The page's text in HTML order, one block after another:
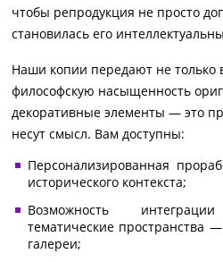
чтобы репродукция не просто
становилась его
Наши копии передают не только
философскую насыщенность
декоративные элементы — это
несут смысл. Вам доступны:
Персонализированная
исторического контекста;
Возможность
тематические пространства
галереи;